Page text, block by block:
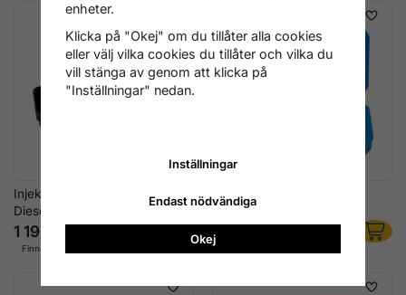
Injektorhylssats 25–30 mm för
Diesel
1 196 kr
Finns i lager
Injektor-reparationssats
Common Rail
796 kr
enheter.
Klicka på "Okej" om du tillåter alla cookies
eller välj vilka cookies du tillåter och vilka du
vill stänga av genom att klicka på
"Inställningar" nedan.
Inställningar
Endast nödvändiga
Okej